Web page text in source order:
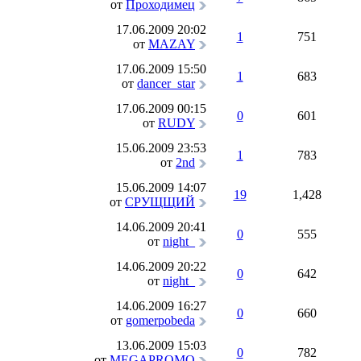
от Проходимец
17.06.2009 20:02
от MAZAY
1 751
17.06.2009 15:50
от dancer_star
1 683
17.06.2009 00:15
от RUDY
0 601
15.06.2009 23:53
от 2nd
1 783
15.06.2009 14:07
от СРУЩЩИЙ
19 1,428
14.06.2009 20:41
от night_
0 555
14.06.2009 20:22
от night_
0 642
14.06.2009 16:27
от gomerpobeda
0 660
13.06.2009 15:03
0 782